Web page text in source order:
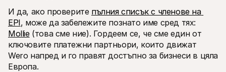
И да, ако проверите пълния списък с членове на
EPI
Mollie (това сме ние). Гордеем се, че сме един от
ключовите платежни партньори, които движат
Wero напред и го правят достъпно за бизнеси в цяла
Европа.